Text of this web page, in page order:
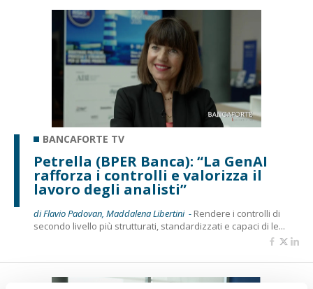
BANCAFORTE TV
Petrella (BPER Banca): “La GenAI
rafforza i controlli e valorizza il
lavoro degli analisti”
di Flavio Padovan, Maddalena Libertini - Rendere i controlli di
secondo livello più strutturati, standardizzati e capaci di le...